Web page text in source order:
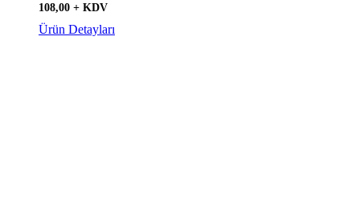
108,00 + KDV
Ürün Detayları